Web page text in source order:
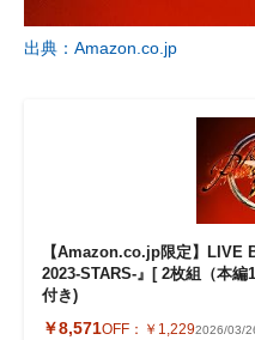
出典：Amazon.co.jp
【Amazon.co.jp限定】LIVE
2023-STARS-』[ 2枚組（本
付き)
￥8,571OFF： ￥1,2292026/03/